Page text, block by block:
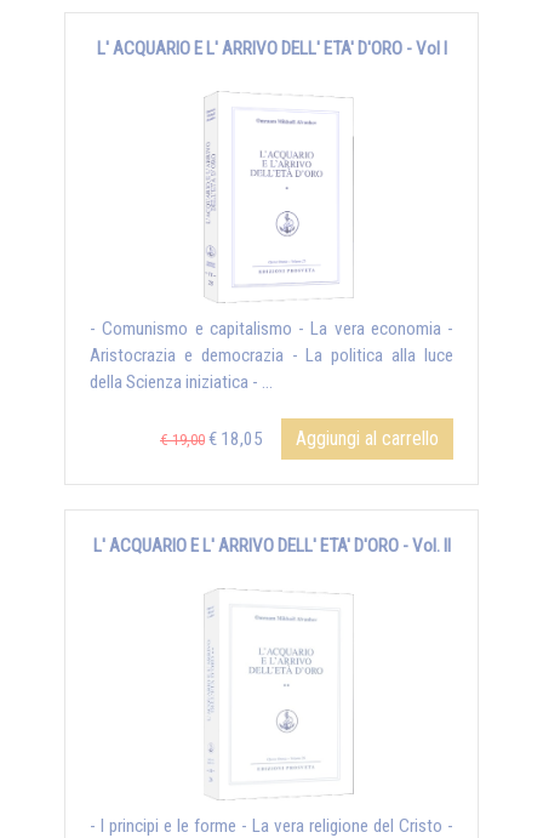
L' ACQUARIO E L' ARRIVO DELL' ETA' D'ORO - Vol I
- Comunismo e capitalismo - La vera economia -
Aristocrazia e democrazia - La politica alla luce
della Scienza iniziatica - ...
€ 19,00 € 18,05 Aggiungi al carrello
L' ACQUARIO E L' ARRIVO DELL' ETA' D'ORO - Vol. II
- I principi e le forme - La vera religione del Cristo -